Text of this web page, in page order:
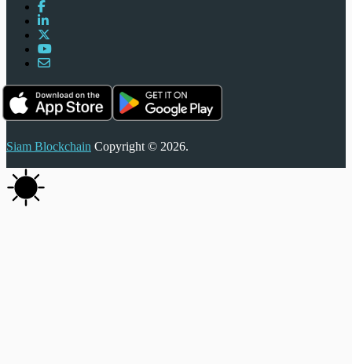
Siam Blockchain Copyright © 2026.